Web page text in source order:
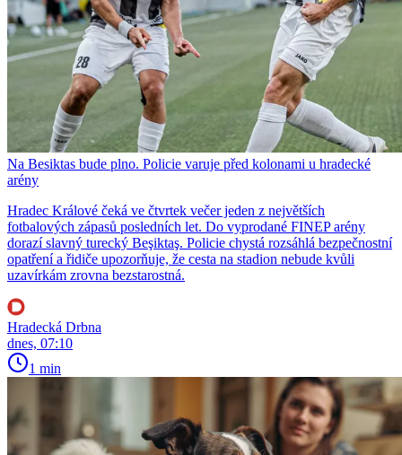
Na Besiktas bude plno. Policie varuje před kolonami u hradecké
arény
Hradec Králové čeká ve čtvrtek večer jeden z největších
fotbalových zápasů posledních let. Do vyprodané FINEP arény
dorazí slavný turecký Beşiktaş. Policie chystá rozsáhlá bezpečnostní
opatření a řidiče upozorňuje, že cesta na stadion nebude kvůli
uzavírkám zrovna bezstarostná.
Hradecká Drbna
dnes, 07:10
1 min